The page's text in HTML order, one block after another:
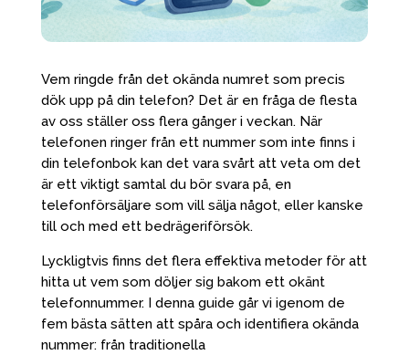
Vem ringde från det okända numret som precis
dök upp på din telefon? Det är en fråga de flesta
av oss ställer oss flera gånger i veckan. När
telefonen ringer från ett nummer som inte finns i
din telefonbok kan det vara svårt att veta om det
är ett viktigt samtal du bör svara på, en
telefonförsäljare som vill sälja något, eller kanske
till och med ett bedrägeriförsök.
Lyckligtvis finns det flera effektiva metoder för att
hitta ut vem som döljer sig bakom ett okänt
telefonnummer. I denna guide går vi igenom de
fem bästa sätten att spåra och identifiera okända
nummer: från traditionella